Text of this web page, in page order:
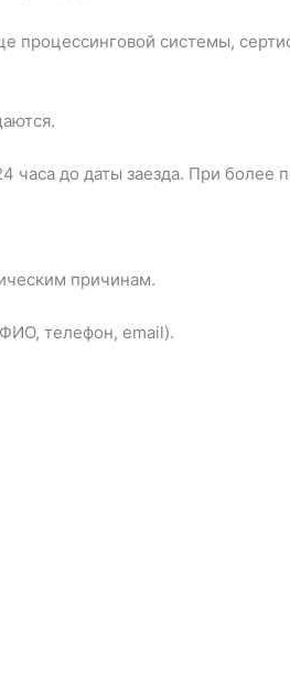
системы,
до даты заезда. При более
причинам.
телефон, email).